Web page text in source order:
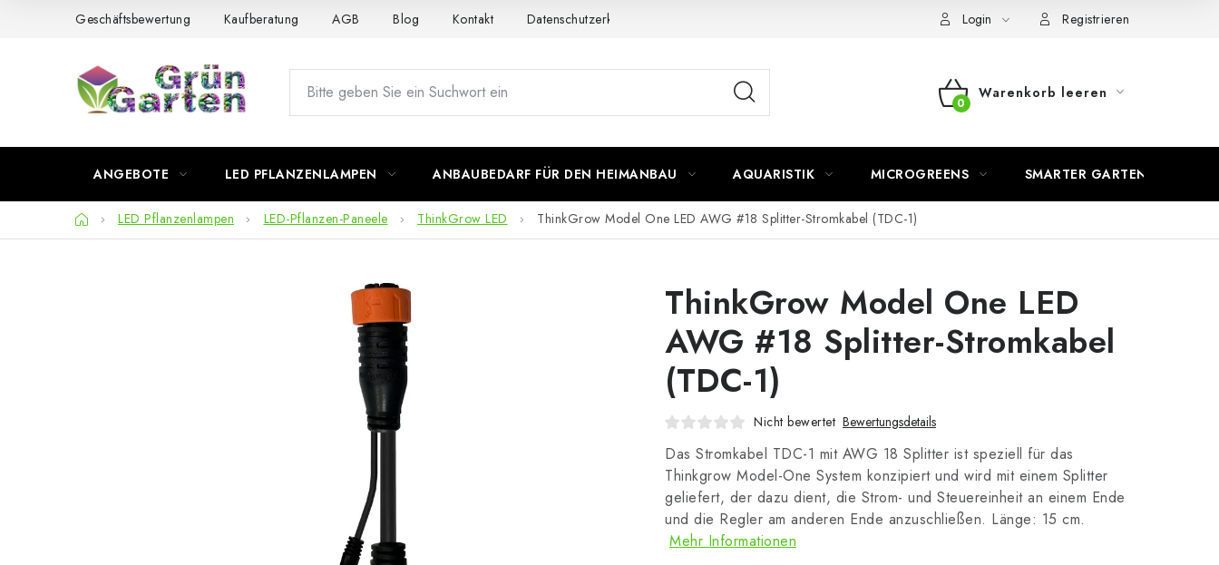
Geschäftsbewertung Kaufberatung AGB Blog Kontakt Datenschutzerklärung Login Registrieren
WARENKORB
Warenkorb leeren
ANGEBOTE LED PFLANZENLAMPEN ANBAUBEDARF FÜR DEN HEIMANBAU AQUARISTIK MICROGREENS SMARTER GARTEN
StartseiteLED Pflanzenlampen LED-Pflanzen-Paneele ThinkGrow LED ThinkGrow Model One LED AWG #18 Splitter-Stromkabel (TDC-1)
ThinkGrow Model One LED
AWG #18 Splitter-Stromkabel
(TDC-1)
Nicht bewertet Bewertungsdetails
Das Stromkabel TDC-1 mit AWG 18 Splitter ist speziell für das
Thinkgrow Model-One System konzipiert und wird mit einem Splitter
geliefert, der dazu dient, die Strom- und Steuereinheit an einem Ende
und die Regler am anderen Ende anzuschließen. Länge: 15 cm.
Mehr Informationen